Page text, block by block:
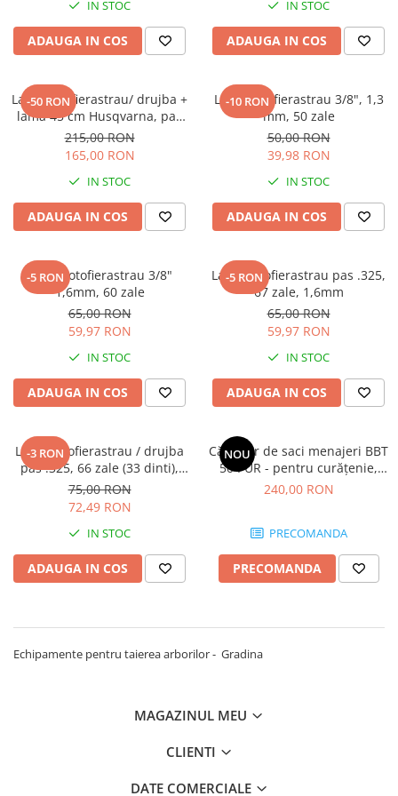
Testere
Sisteme fotovoltaice
Ventilatie
IN STOC
ADAUGA IN COS
IN STOC
ADAUGA IN COS
-50 RON
Lant motofierastrau/ drujba +
lama 45 cm Husqvarna, pas
.325 (dinti titan)
215,00 RON
165,00 RON
IN STOC
ADAUGA IN COS
-10 RON
Lant motofierastrau 3/8", 1,3
mm, 50 zale
50,00 RON
39,98 RON
IN STOC
ADAUGA IN COS
-5 RON
Lant motofierastrau 3/8"
1,6mm, 60 zale
65,00 RON
59,97 RON
IN STOC
ADAUGA IN COS
-5 RON
Lant motofierastrau pas .325,
67 zale, 1,6mm
65,00 RON
59,97 RON
IN STOC
ADAUGA IN COS
-3 RON
Lant motofierastrau / drujba
pas .325, 66 zale (33 dinti),
1,6mm
75,00 RON
72,49 RON
IN STOC
ADAUGA IN COS
NOU
Cărucior de saci menajeri BBT
50 PUR - pentru curățenie,
gestionare deșeuri, fermă,
240,00 RON
PRECOMANDA
PRECOMANDA
Echipamente pentru taierea arborilor - Gradina
MAGAZINUL MEU
CLIENTI
DATE COMERCIALE